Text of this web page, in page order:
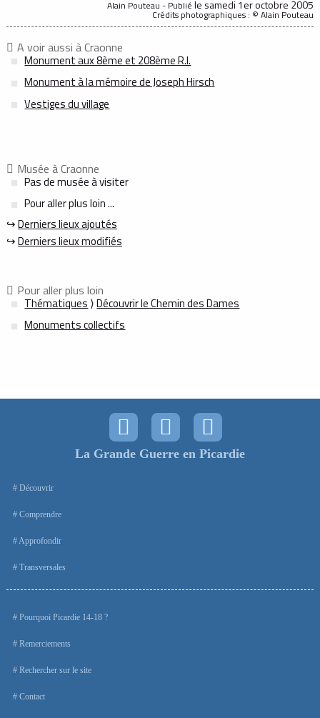
Alain Pouteau - Publiéle samedi 1er octobre 2005
Crédits photographiques : © Alain Pouteau
A voir aussi à Craonne
Monument aux 8ème et 208ème R.I.
Monument à la mémoire de Joseph Hirsch
Vestiges du village
Musée à Craonne
Pas de musée à visiter
Pour aller plus loin ...
↪Derniers lieux ajoutés
↪Derniers lieux modifiés
Pour aller plus loin
Thématiques ⟩Découvrir le Chemin des Dames
Monuments collectifs
La Grande Guerre en Picardie
Découvrir
Comprendre
Approfondir
Transversales
Pourquoi Picardie 14-18 ?
Remerciements
Rechercher sur le site
Contact